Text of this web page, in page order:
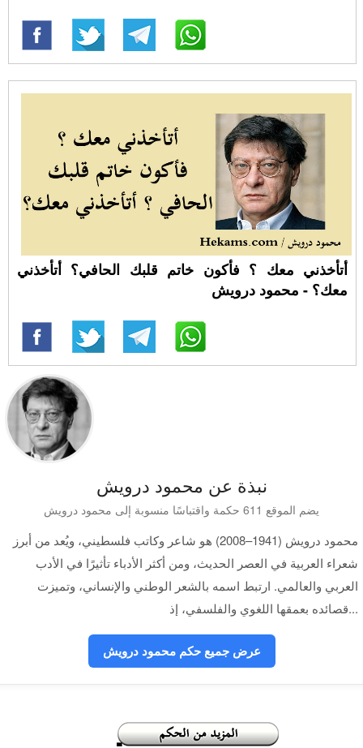
أتأخذني معك ؟ فأكون خاتم قلبك الحافي؟ أتأخذني
معك؟ - محمود درويش
نبذة عن محمود درويش
يضم الموقع 611 حكمة واقتباسًا منسوبة إلى محمود درويش
محمود درويش (1941–2008) هو شاعر وكاتب فلسطيني، ويُعد من أبرز
شعراء العربية في العصر الحديث، ومن أكثر الأدباء تأثيرًا في الأدب
العربي والعالمي. ارتبط اسمه بالشعر الوطني والإنساني، وتميزت
قصائده بعمقها اللغوي والفلسفي، إذ...
عرض جميع حكم محمود درويش